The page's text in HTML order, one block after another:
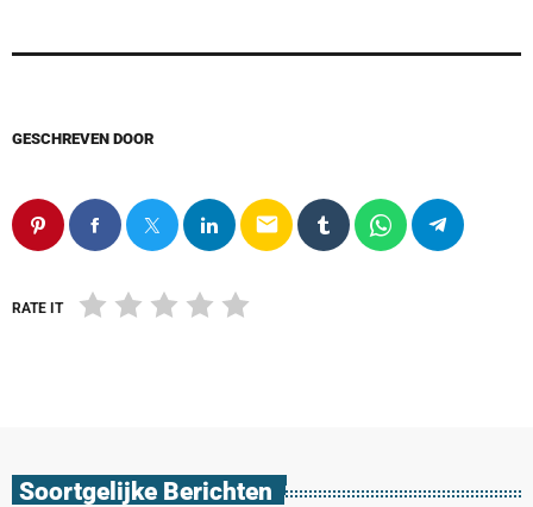
GESCHREVEN DOOR
email
RATE IT
Soortgelijke Berichten